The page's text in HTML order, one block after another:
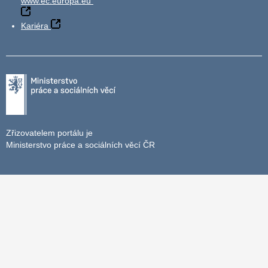
Kariéra
Zřizovatelem portálu je
Ministerstvo práce a sociálních věcí ČR